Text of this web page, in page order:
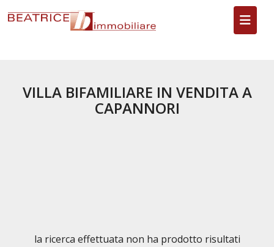
VILLA BIFAMILIARE IN VENDITA A
CAPANNORI
la ricerca effettuata non ha prodotto risultati